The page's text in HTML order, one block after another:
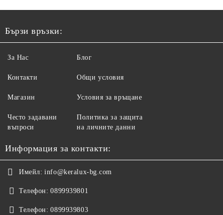
Бързи връзки:
За Нас
Контакти
Магазин
Често задавани
въпроси
Блог
Общи условия
Условия за връщане
Политика за защита
на личните данни
Информация за контакти:
Имейл: info@keralux-bg.com
Телефон: 0899939801
Телефон: 0899939803